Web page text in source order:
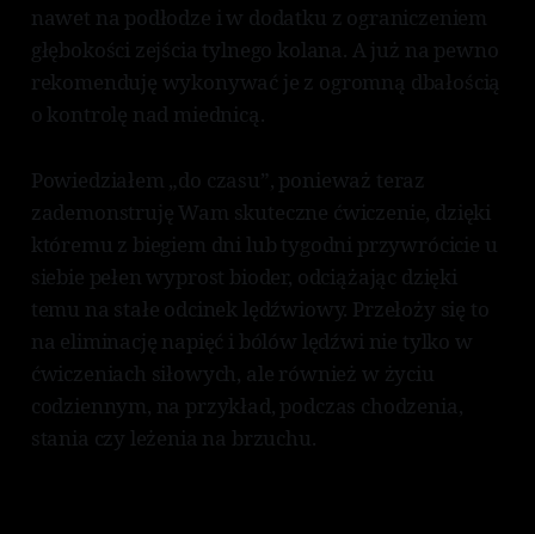
nawet na podłodze i w dodatku z ograniczeniem
głębokości zejścia tylnego kolana. A już na pewno
rekomenduję wykonywać je z ogromną dbałością
o kontrolę nad miednicą.
Powiedziałem „do czasu”, ponieważ teraz
zademonstruję Wam skuteczne ćwiczenie, dzięki
któremu z biegiem dni lub tygodni przywrócicie u
siebie pełen wyprost bioder, odciążając dzięki
temu na stałe odcinek lędźwiowy. Przełoży się to
na eliminację napięć i bólów lędźwi nie tylko w
ćwiczeniach siłowych, ale również w życiu
codziennym, na przykład, podczas chodzenia,
stania czy leżenia na brzuchu.